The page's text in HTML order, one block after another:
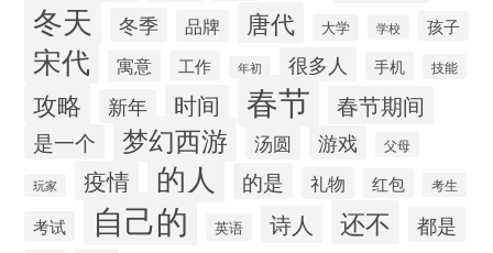
冬天 冬季 品牌 唐代 大学 学校 孩子
宋代 寓意 工作 年初 很多人 手机 技能
攻略 新年 时间 春节 春节期间
是一个 梦幻西游 汤圆 游戏 父母
玩家 疫情 的人 的是 礼物 红包 考生
考试 自己的 英语 诗人 还不 都是